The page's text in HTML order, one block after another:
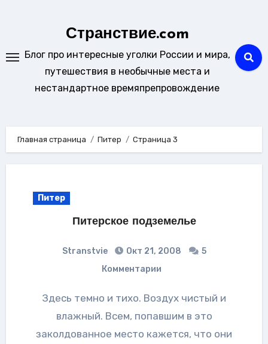
Странствие.com
Блог про интересные уголки России и мира,
путешествия в необычные места и
нестандартное времяпрепровождение
Главная страница Питер Страница 3
Питер
Питерское подземелье
Stranstvie Окт 21, 2008
5
Комментарии
Здесь темно и тихо. Воздух чистый и
влажный. Всем, попавшим в это
заколдованное место кажется, что они